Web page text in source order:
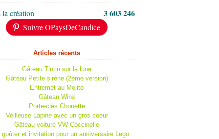
création 3 603 246
Suivre OPaysDeCandice
Articles récents
Gâteau Tintin sur la lune
Gâteau Petite sirène (2ème version)
Entremet au Mojito
Gâteau Winx
Porte-clés Chouette
Veilleuse Lapine avec un gros coeur
Gâteau voiture VW Coccinelle
et invitation pour un anniversaire Lego